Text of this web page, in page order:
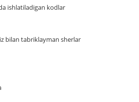
ishlatiladigan kodlar
bilan tabriklayman sherlar